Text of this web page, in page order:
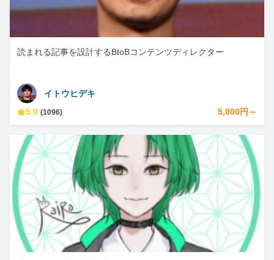
読まれる記事を設計するBtoBコンテンツディレクター
イトウヒデキ
5.0 (1096) 5,000円～